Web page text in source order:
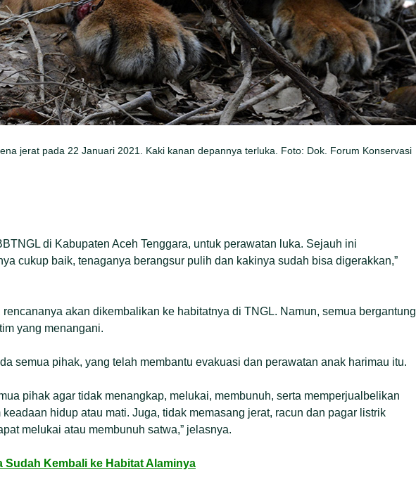
jerat pada 22 Januari 2021. Kaki kanan depannya terluka. Foto: Dok. Forum Konservasi
di Kabupaten Aceh Tenggara, untuk perawatan luka. Sejauh ini
cukup baik, tenaganya berangsur pulih dan kakinya sudah bisa digerakkan,”
akan dikembalikan ke habitatnya di TNGL. Namun, semua bergantung
yang menangani.
semua pihak, yang telah membantu evakuasi dan perawatan anak harimau itu.
pihak agar tidak menangkap, melukai, membunuh, serta memperjualbelikan
hidup atau mati. Juga, tidak memasang jerat, racun dan pagar listrik
melukai atau membunuh satwa,” jelasnya.
Sudah Kembali ke Habitat Alaminya